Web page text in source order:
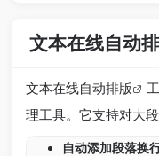
文本在线自动
文本在线自动排版
理工具。它支持对大
自动添加段落换